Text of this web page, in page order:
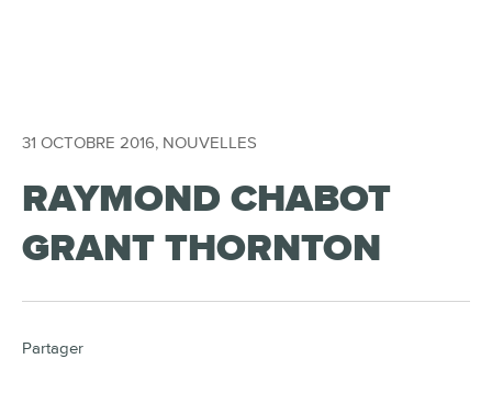
31 OCTOBRE 2016, NOUVELLES
RAYMOND CHABOT
GRANT THORNTON
Partager